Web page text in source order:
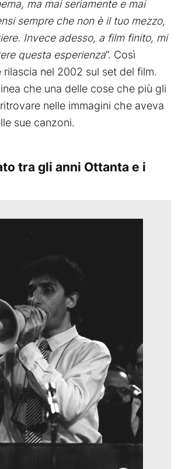
ma mai seriamente e mai
sempre che non è il tuo mezzo,
Invece adesso, a film finito, mi
questa esperienza“. Così
rilascia nel 2002 sul set del film.
che una delle cose che più gli
nelle immagini che aveva
sue canzoni.
tra gli anni Ottanta e i